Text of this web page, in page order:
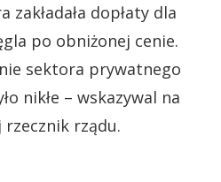
zakładała dopłaty dla
po obniżonej cenie.
sektora prywatnego
nikłe – wskazywal na
rządu.